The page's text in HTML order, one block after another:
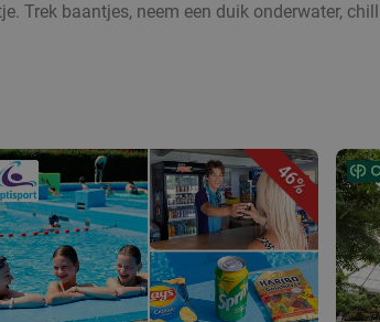
Trek baantjes, neem een duik onderwater,
46%